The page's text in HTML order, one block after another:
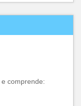
e comprende: